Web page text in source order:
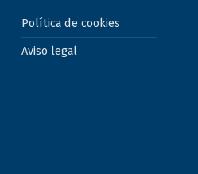
Política de cookies
Aviso legal